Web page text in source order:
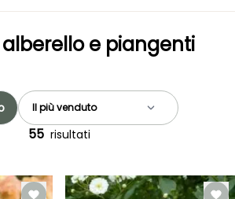
alberello e piangenti
55 risultati